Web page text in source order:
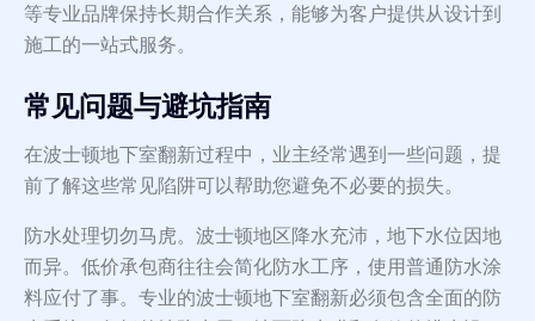
等专业品牌保持长期合作关系，能够为客户提供从设计到
施工的一站式服务。
常见问题与避坑指南
在波士顿地下室翻新过程中，业主经常遇到一些问题，提
前了解这些常见陷阱可以帮助您避免不必要的损失。
防水处理切勿马虎。波士顿地区降水充沛，地下水位因地
而异。低价承包商往往会简化防水工序，使用普通防水涂
料应付了事。专业的波士顿地下室翻新必须包含全面的防